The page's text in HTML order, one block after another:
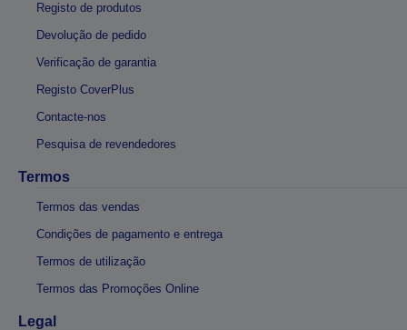
Registo de produtos
Devolução de pedido
Verificação de garantia
Registo CoverPlus
Contacte-nos
Pesquisa de revendedores
Termos
Termos das vendas
Condições de pagamento e entrega
Termos de utilização
Termos das Promoções Online
Legal